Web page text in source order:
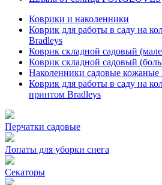
Коврики и наколенники
Коврик для работы в саду на
Bradleys
Коврик складной садовый
Коврик складной садовый
Наколенники садовые кожаные
Коврик для работы в саду на
принтом Bradleys
Перчатки садовые
Лопаты для уборки снега
Секаторы